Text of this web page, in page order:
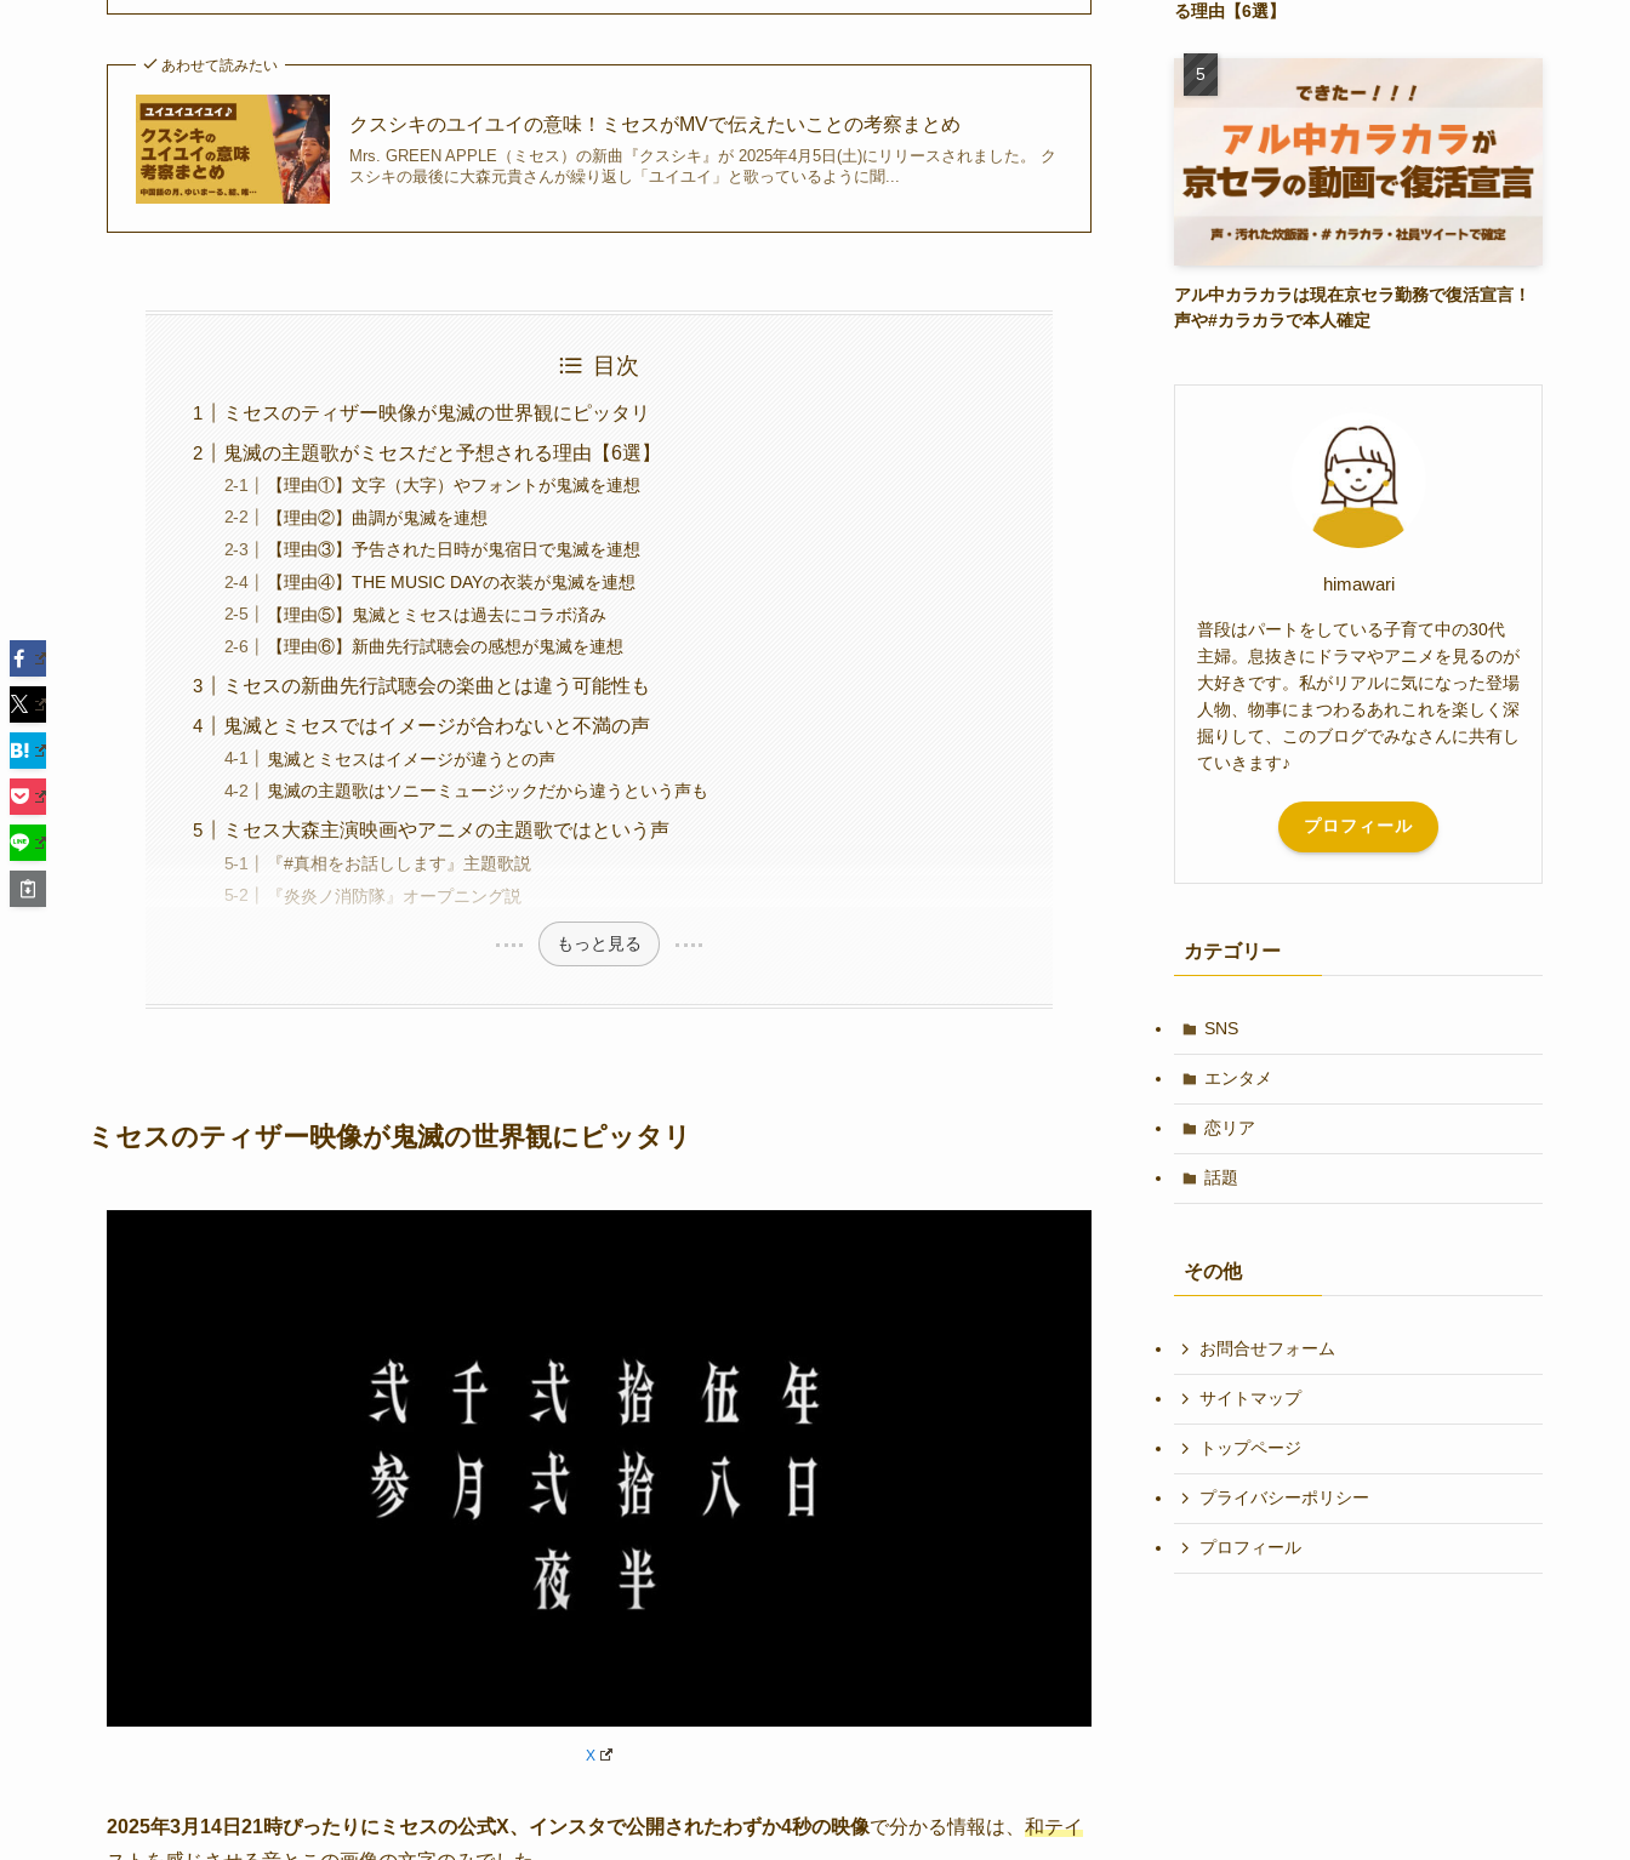
あわせて読みたい
クスシキのユイユイの意味！ミセスがMVで伝えたいことの考察まとめ
Mrs. GREEN APPLE（ミセス）の新曲『クスシキ』が 2025年4月5日(土)にリリースされました。 ク
スシキの最後に大森元貴さんが繰り返し「ユイユイ」と歌っているように聞...
目次
ミセスのティザー映像が鬼滅の世界観にピッタリ
鬼滅の主題歌がミセスだと予想される理由【6選】
【理由①】文字（大字）やフォントが鬼滅を連想
【理由②】曲調が鬼滅を連想
【理由③】予告された日時が鬼宿日で鬼滅を連想
【理由④】THE MUSIC DAYの衣装が鬼滅を連想
【理由⑤】鬼滅とミセスは過去にコラボ済み
【理由⑥】新曲先行試聴会の感想が鬼滅を連想
ミセスの新曲先行試聴会の楽曲とは違う可能性も
鬼滅とミセスではイメージが合わないと不満の声
鬼滅とミセスはイメージが違うとの声
鬼滅の主題歌はソニーミュージックだから違うという声も
ミセス大森主演映画やアニメの主題歌ではという声
『#真相をお話しします』主題歌説
『炎炎ノ消防隊』オープニング説
もっと見る
ミセスのティザー映像が鬼滅の世界観にピッタリ
X
2025年3月14日21時ぴったりにミセスの公式X、インスタで公開されたわずか4秒の映像で分かる情報は、 和テイ
る理由【6選】
アル中カラカラは現在京セラ勤務で復活宣言！
声や#カラカラで本人確定
himawari
普段はパートをしている子育て中の30代
主婦。息抜きにドラマやアニメを見るのが
大好きです。私がリアルに気になった登場
人物、物事にまつわるあれこれを楽しく深
掘りして、このブログでみなさんに共有し
ていきます♪
プロフィール
カテゴリー
SNS
エンタメ
恋リア
話題
その他
お問合せフォーム
サイトマップ
トップページ
プライバシーポリシー
プロフィール